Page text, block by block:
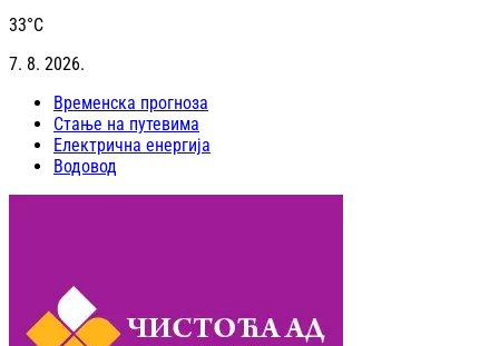
33°C
7. 8. 2026.
Временска прогноза
Стање на путевима
Електрична енергија
Водовод